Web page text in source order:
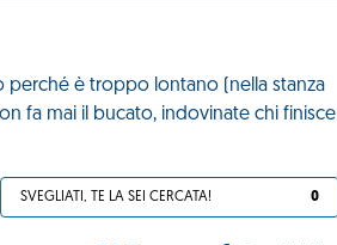
è troppo lontano (nella stanza
fa mai il bucato, indovinate chi finisce
SVEGLIATI, TE LA SEI CERCATA! 0